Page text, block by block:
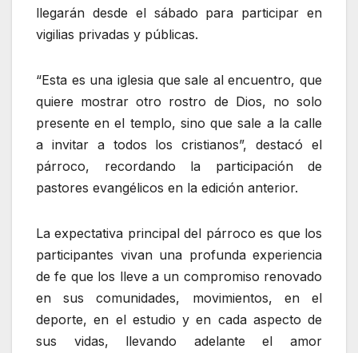
llegarán desde el sábado para participar en
vigilias privadas y públicas.
“Esta es una iglesia que sale al encuentro, que
quiere mostrar otro rostro de Dios, no solo
presente en el templo, sino que sale a la calle
a invitar a todos los cristianos”, destacó el
párroco, recordando la participación de
pastores evangélicos en la edición anterior.
La expectativa principal del párroco es que los
participantes vivan una profunda experiencia
de fe que los lleve a un compromiso renovado
en sus comunidades, movimientos, en el
deporte, en el estudio y en cada aspecto de
sus vidas, llevando adelante el amor